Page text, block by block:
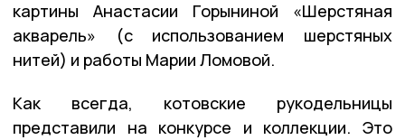
картины Анастасии Горыниной «Шерстяная
акварель» (с использованием шерстяных
нитей) и работы Марии Ломовой.
Как всегда, котовские рукодельницы
представили на конкурсе и коллекции. Это